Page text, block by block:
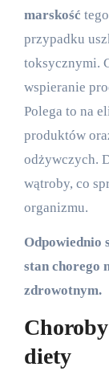
marskość
przypadku
toksycznymi.
wspieranie
Polega to na
produktów
odżywczych.
wątroby, co
organizmu.
Odpowiednio
stan chorego
zdrowotnym.
diety